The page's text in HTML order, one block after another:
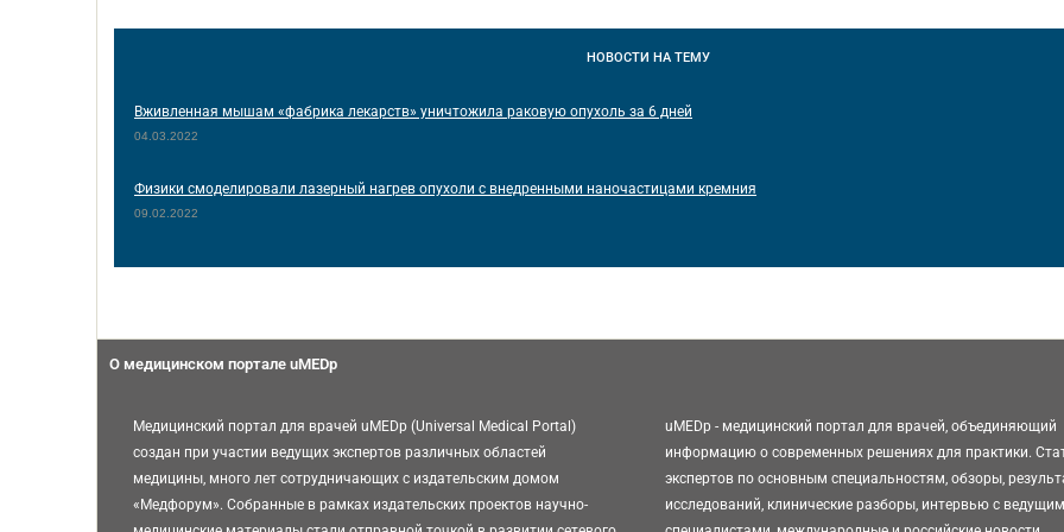
НОВОСТИ НА ТЕМУ
Вживленная мышам «фабрика лекарств» уничтожила раковую опухоль за 6 дней
04.03.2022
Физики смоделировали лазерный нагрев опухоли с внедренными наночастицами кремния
09.02.2022
О медицинском портале uMEDp
Медицинский портал для врачей uMEDp (Universal Medical Portal)
создан при участии ведущих экспертов различных областей
медицины, много лет сотрудничающих с издательским домом
«Медфорум». Собранные в рамках издательских проектов научно-
uMEDp - медицинский портал для врачей, объединяющий
информацию о современных решениях для практики.
экспертов по основным специальностям, обзоры,
исследований, клинические разборы, интервью с